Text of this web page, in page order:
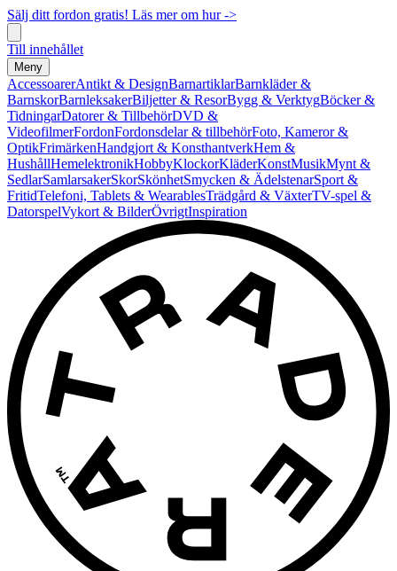
Sälj ditt fordon gratis! Läs mer om hur ->
Till innehållet
Meny
AccessoarerAntikt & DesignBarnartiklarBarnkläder &
BarnskorBarnleksakerBiljetter & ResorBygg & VerktygBöcker &
TidningarDatorer & TillbehörDVD &
VideofilmerFordonFordonsdelar & tillbehörFoto, Kameror &
OptikFrimärkenHandgjort & KonsthantverkHem &
HushållHemelektronikHobbyKlockorKläderKonstMusikMynt &
SedlarSamlarsakerSkorSkönhetSmycken & ÄdelstenarSport &
FritidTelefoni, Tablets & WearablesTrädgård & VäxterTV-spel &
DatorspelVykort & BilderÖvrigtInspiration